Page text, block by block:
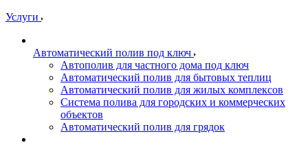
Услуги
Автоматический полив под ключ
Автополив для частного дома под ключ
Автоматический полив для бытовых теплиц
Автоматический полив для жилых комплексов
Система полива для городских и коммерческих
объектов
Автоматический полив для грядок